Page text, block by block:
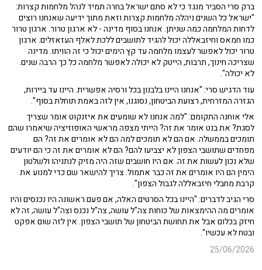
ברק סרי הסביר מנגד כי לא סתם ישראל בחרה תמיד לנהל מלחמות קצרות:
"ישראל כל השנים ניהלה מלחמות קצרות וזאת מתוך ידיעה שאנחנו רוצים
לדחות המלחמה כמה שניתן. אנחנו בסוף מדינה - לא ארגון טרור. ארגון טרור
כמו חמאס וחיזבאללה יכול להגיד לתושבים ללכת לאלף העזאזלים. ארגון
טרור יכול לאפשר לעצמו מלחמה עד קץ הימים יכול כי זה הוויתו. מדינה
שצריכה חינוך, תרבות, הייטק לא יכולה לאפשר מלחמה כל כך הרבה שנים.
לא יכולה".
עוד הדגיש סרי: "אנחנו היינו בלבנון בכל ורסיה אפשרית. היינו עד ביירות,
הגזרה המזרחית, רצועת הביטחון, נסוגנו, אין לזה באמת תוחלת בסוף".
אלי אוחנה התקומם: "למה אנחנו לא שומעים את איזנקוט אומר שצריך
לסגת? את בנט אומר את זה? הייתי מצפה מראשי האופוזיציה שיאמרו שהם
תומכים בממשלה. אם הם לא תומכים למה הם לא אומרים את זה? הם
מפחדים שתושבי הצפון לא יצביעו להם? הם לא אומרים את זה כי הם יודעים
שלא נכון לעשות את זה. אם היו חושבים שזה היה מזיק לנתניהו ולשלטון
הימין הם היו אומרים את זה כבר אתמול. צריך להישאר שם כדי למנוע את
קרבת מחבלי חיזבאללה לגבול הצפון".
סרי הגיב לדברים: "היינו בכל הסרטים האלה, אם פעם ראשונה היו נכנסים והיו
אומרים מה ההימצאות של כוחות צה"ל עושה, צה"ל נכנס וצה"ל עושה, זה לא
חיזק בכלום אבל את תחושת הביטחון של תושבי הצפון. אין לזה שום אפקט
ובטח לא עכשיו".
25/06/2026